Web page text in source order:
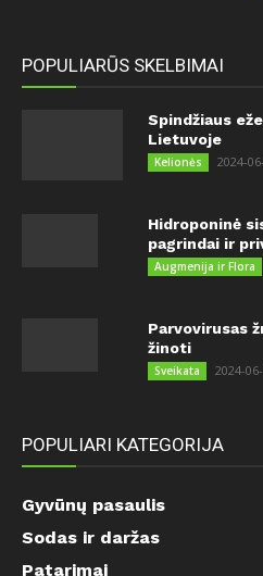
POPULIARŪS SKELBIMAI
Spindžiaus
Lietuvoje
Kelionės 2024-
Hidroponinė
pagrindai ir
Augmenija ir Flora
Parvovirusas
žinoti
Sveikata 2024-
POPULIARI KATEGORIJA
Gyvūnų pasaulis
Sodas ir daržas
Patarimai